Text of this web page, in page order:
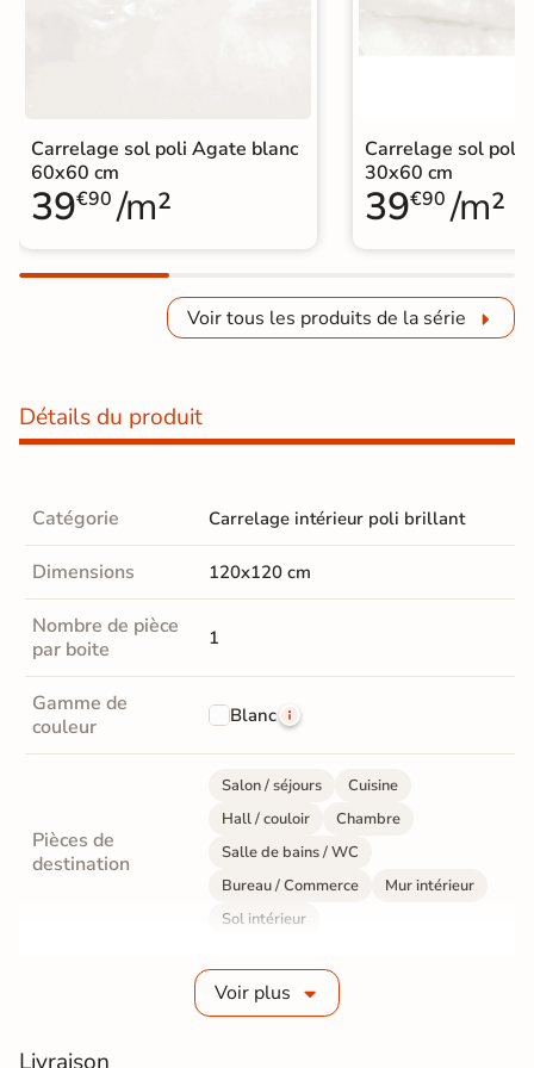
Carrelage sol poli Agate blanc
60x60 cm
39€90 /m²
Carrelage sol poli
30x60 cm
39€90 /m²
Voir tous les produits de la série
Détails du produit
Catégorie Carrelage intérieur poli brillant
Dimensions 120x120 cm
Nombre de pièce
par boite
1
Gamme de
couleur
Blanc
Pièces de
destination
Salon / séjours
Cuisine
Hall / couloir
Chambre
Salle de bains / WC
Bureau / Commerce
Mur intérieur
Sol intérieur
Grès cérame émaillé
Voir plus